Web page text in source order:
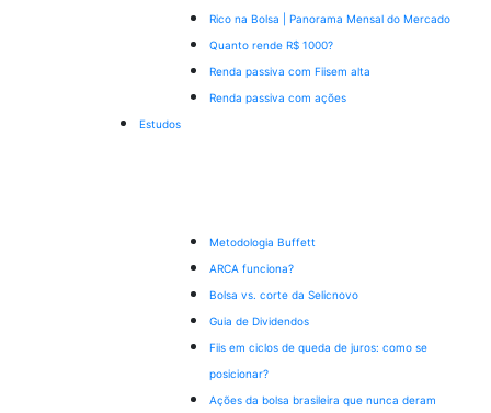
Rico na Bolsa | Panorama Mensal do Mercado
Quanto rende R$ 1000?
Renda passiva com Fiisem alta
Renda passiva com ações
Estudos
Metodologia Buffett
ARCA funciona?
Bolsa vs. corte da Selicnovo
Guia de Dividendos
Fiis em ciclos de queda de juros: como se
posicionar?
Ações da bolsa brasileira que nunca deram